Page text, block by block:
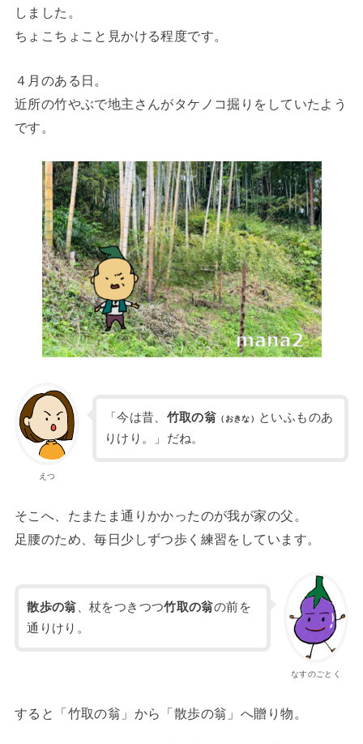
しました。
ちょこちょこと見かける程度です。
４月のある日。
近所の竹やぶで地主さんがタケノコ掘りをしていたよう
です。
えつ
「今は昔、 竹取の翁 （おきな）
といふものあ
りけり。」だね。
そこへ、たまたま通りかかったのが我が家の父。
足腰のため、毎日少しずつ歩く練習をしています。
なすのごとく
散歩の翁、杖をつきつつ竹取の翁の前を
通りけり。
すると「竹取の翁」から「散歩の翁」へ贈り物。